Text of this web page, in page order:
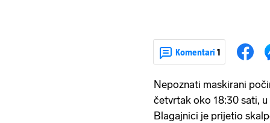
Komentari 1
Nepoznati maskirani
četvrtak oko 18:30 sati,
Blagajnici je prijetio